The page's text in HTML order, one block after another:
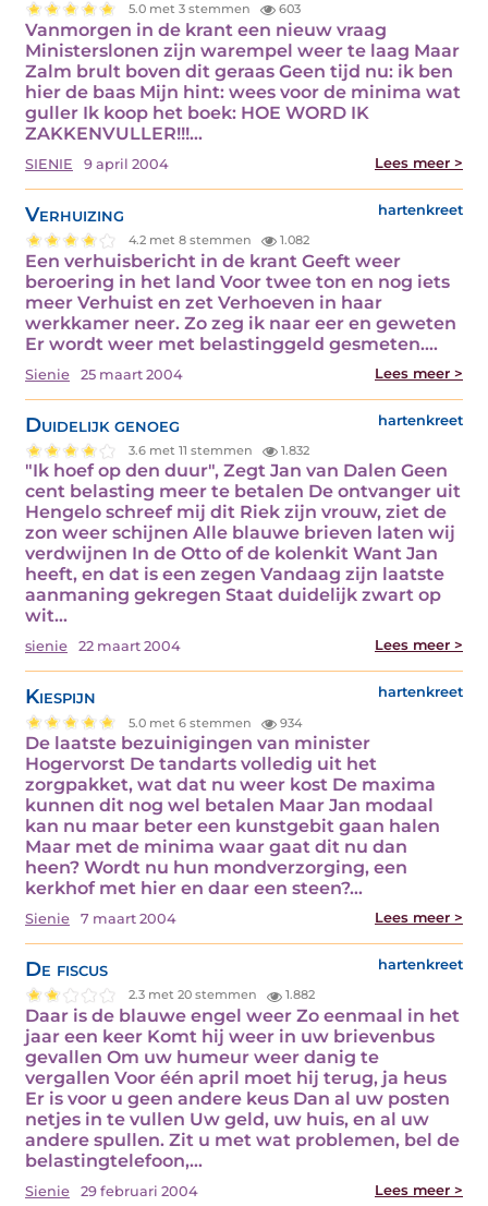
5.0 met 3 stemmen 603
Vanmorgen in de krant een nieuw vraag
Ministerslonen zijn warempel weer te laag Maar
Zalm brult boven dit geraas Geen tijd nu: ik ben
hier de baas Mijn hint: wees voor de minima wat
guller Ik koop het boek: HOE WORD IK
ZAKKENVULLER!!!…
SIENIE 9 april 2004 Lees meer >
Verhuizing hartenkreet
4.2 met 8 stemmen 1.082
Een verhuisbericht in de krant Geeft weer
beroering in het land Voor twee ton en nog iets
meer Verhuist en zet Verhoeven in haar
werkkamer neer. Zo zeg ik naar eer en geweten
Er wordt weer met belastinggeld gesmeten.…
Sienie 25 maart 2004 Lees meer >
Duidelijk genoeg hartenkreet
3.6 met 11 stemmen 1.832
"Ik hoef op den duur", Zegt Jan van Dalen Geen
cent belasting meer te betalen De ontvanger uit
Hengelo schreef mij dit Riek zijn vrouw, ziet de
zon weer schijnen Alle blauwe brieven laten wij
verdwijnen In de Otto of de kolenkit Want Jan
heeft, en dat is een zegen Vandaag zijn laatste
aanmaning gekregen Staat duidelijk zwart op
wit…
sienie 22 maart 2004 Lees meer >
Kiespijn hartenkreet
5.0 met 6 stemmen 934
De laatste bezuinigingen van minister
Hogervorst De tandarts volledig uit het
zorgpakket, wat dat nu weer kost De maxima
kunnen dit nog wel betalen Maar Jan modaal
kan nu maar beter een kunstgebit gaan halen
Maar met de minima waar gaat dit nu dan
heen? Wordt nu hun mondverzorging, een
kerkhof met hier en daar een steen?…
Sienie 7 maart 2004 Lees meer >
De fiscus hartenkreet
2.3 met 20 stemmen 1.882
Daar is de blauwe engel weer Zo eenmaal in het
jaar een keer Komt hij weer in uw brievenbus
gevallen Om uw humeur weer danig te
vergallen Voor één april moet hij terug, ja heus
Er is voor u geen andere keus Dan al uw posten
netjes in te vullen Uw geld, uw huis, en al uw
andere spullen. Zit u met wat problemen, bel de
belastingtelefoon,…
Sienie 29 februari 2004 Lees meer >